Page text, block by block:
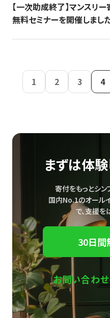
【一次助成終了】マンスリ
無料セミナーを開催しまし
1 2 3 4
まずは体験
寄付をもっとシン
国内No.1のオール
で、支援を
30日間
お問い合わ